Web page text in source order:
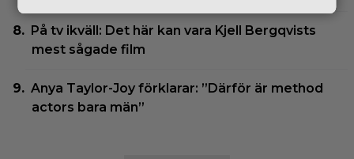
På tv ikväll: Det här kan vara Kjell Bergqvists
mest sågade film
Anya Taylor-Joy förklarar: ”Därför är method
actors bara män”